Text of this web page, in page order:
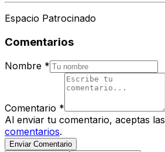
Espacio Patrocinado
Comentarios
Nombre *
Comentario *
Al enviar tu comentario, aceptas las
comentarios.
Enviar Comentario